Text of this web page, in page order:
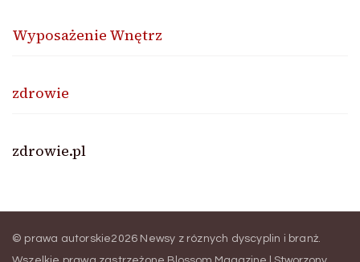
Wyposażenie Wnętrz
zdrowie
zdrowie.pl
© prawa autorskie2026 Newsy z róznych dyscyplin i branż